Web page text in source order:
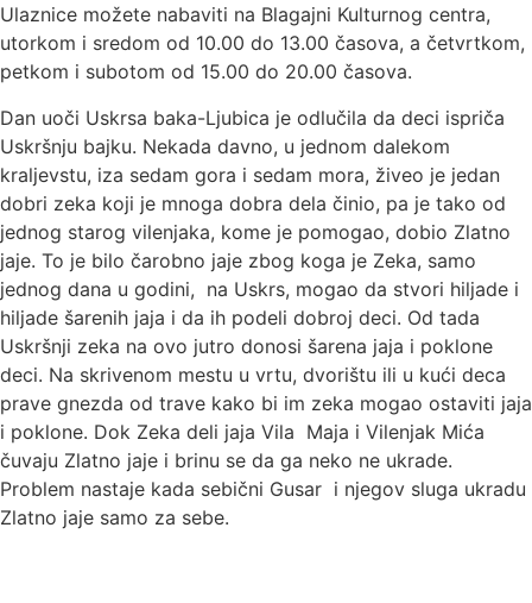
Ulaznice možete nabaviti na Blagajni Kulturnog centra,
utorkom i sredom od 10.00 do 13.00 časova, a četvrtkom,
petkom i subotom od 15.00 do 20.00 časova.
Dan uoči Uskrsa baka-Ljubica je odlučila da deci ispriča
Uskršnju bajku. Nekada davno, u jednom dalekom
kraljevstu, iza sedam gora i sedam mora, živeo je jedan
dobri zeka koji je mnoga dobra dela činio, pa je tako od
jednog starog vilenjaka, kome je pomogao, dobio Zlatno
jaje. To je bilo čarobno jaje zbog koga je Zeka, samo
jednog dana u godini, na Uskrs, mogao da stvori hiljade i
hiljade šarenih jaja i da ih podeli dobroj deci. Od tada
Uskršnji zeka na ovo jutro donosi šarena jaja i poklone
deci. Na skrivenom mestu u vrtu, dvorištu ili u kući deca
prave gnezda od trave kako bi im zeka mogao ostaviti jaja
i poklone. Dok Zeka deli jaja Vila Maja i Vilenjak Mića
čuvaju Zlatno jaje i brinu se da ga neko ne ukrade.
Problem nastaje kada sebični Gusar i njegov sluga ukradu
Zlatno jaje samo za sebe.